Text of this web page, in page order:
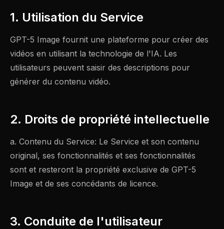
1. Utilisation du Service
GPT-5 Image fournit une plateforme pour créer des
vidéos en utilisant la technologie de l'IA. Les
utilisateurs peuvent saisir des descriptions pour
générer du contenu vidéo.
2. Droits de propriété intellectuelle
a. Contenu du Service: Le Service et son contenu
original, ses fonctionnalités et ses fonctionnalités
sont et resteront la propriété exclusive de GPT-5
Image et de ses concédants de licence.
3. Conduite de l'utilisateur